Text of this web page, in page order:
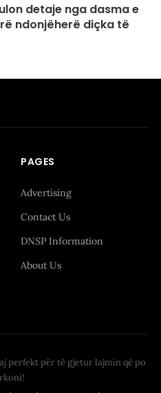
detaje nga dasma e
ndonjëherë diçka të
PAGES
Advertising
Contact Us
DNSP Information
About Us
perfekt për të gjetur lajmin që po